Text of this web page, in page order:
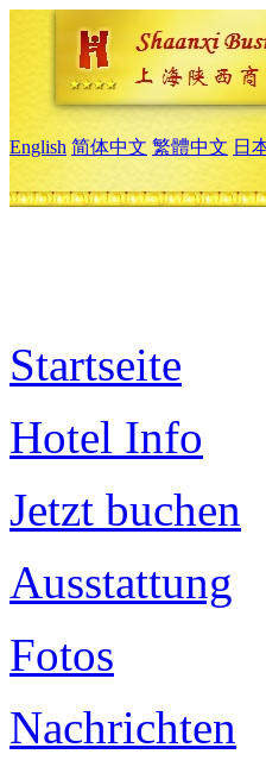
English 简体中文 繁體中文 日
Startseite
Hotel Info
Jetzt buchen
Ausstattung
Fotos
Nachrichten